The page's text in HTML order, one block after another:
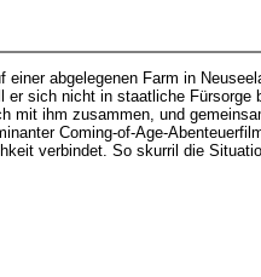
abgelegenen Farm in
er sich nicht in staatliche
mit ihm zusammen, und
Coming-of-Age-
verbindet. So skurril die